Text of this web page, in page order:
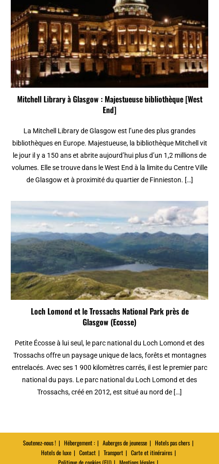
Mitchell Library à Glasgow : Majestueuse bibliothèque [West
End]
La Mitchell Library de Glasgow est l’une des plus grandes
bibliothèques en Europe. Majestueuse, la bibliothèque Mitchell vit
le jour il y a 150 ans et abrite aujourd’hui plus d’un 1,2 millions de
volumes. Elle se trouve dans le West End à la limite du Centre Ville
de Glasgow et à proximité du quartier de Finnieston. […]
Loch Lomond et le Trossachs National Park près de
Glasgow (Ecosse)
Petite Écosse à lui seul, le parc national du Loch Lomond et des
Trossachs offre un paysage unique de lacs, forêts et montagnes
entrelacés. Avec ses 1 900 kilomètres carrés, il est le premier parc
national du pays. Le parc national du Loch Lomond et des
Trossachs, créé en 2012, est situé au nord de […]
Soutenez-nous ! Hébergement : Auberges de jeunesse
Hotels pas chers
Hotels de luxe
Contact Transport
Carte et itinéraires
Politique de cookies (EU)
Mentions légales